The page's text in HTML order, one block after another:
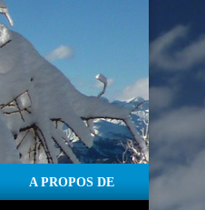
A PROPOS DE